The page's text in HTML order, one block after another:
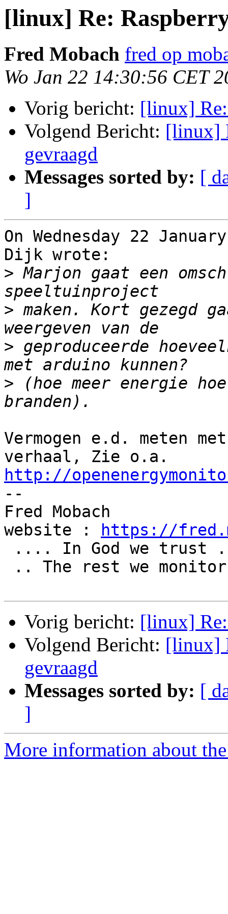
[linux] Re:
Fred Mobach fred op
Wo Jan 22 14:30:56 CET
Vorig bericht: [linux]
Volgend Bericht: [linux]
gevraagd
Messages sorted by: [
]
On Wednesday 22
Dijk wrote:
> Marjon gaat een
> maken. Kort gezegd
> geproduceerde
> (hoe meer energie
Vermogen e.d. meten
http://
--
Fred Mobach
website :
https://
Vorig bericht: [linux]
Volgend Bericht: [linux]
gevraagd
Messages sorted by: [
]
More information about